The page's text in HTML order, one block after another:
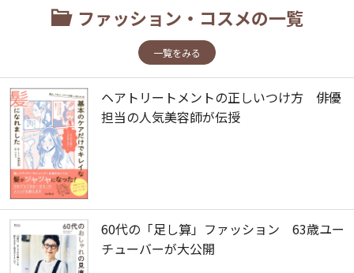
ファッション・コスメの一覧
一覧をみる
ヘアトリートメントの正しいつけ方 俳優
担当の人気美容師が伝授
60代の「足し算」ファッション 63歳ユー
チューバーが大公開